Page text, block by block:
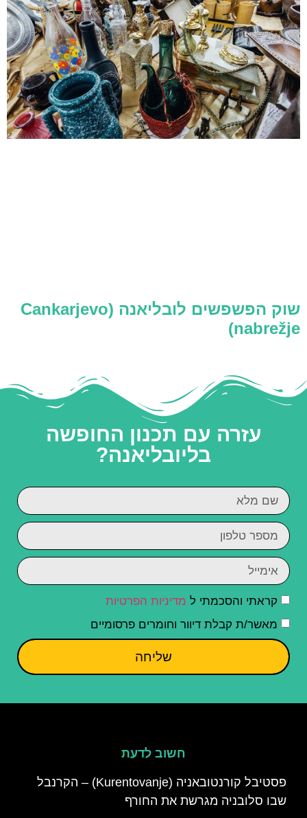
שוק הפשפשים לובליאנה (Cankarjevo
nabrežje)
עזרה עם תכנון החופשה
בליובליאנה?
קראתי והסכמתי ל מדיניות הפרטיות
מאשר/ת קבלת דיוור וחומרים פרסומיים
שליחה
חשוב לדעת
פסטיבל קורנטובאניה (Kurentovanje) – הקרנבל
שבו סלובניה מגרשת את החורף